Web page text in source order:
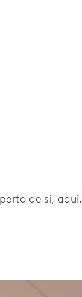
de si, aqui.